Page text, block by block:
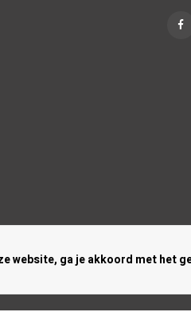
website, ga je akkoord met het